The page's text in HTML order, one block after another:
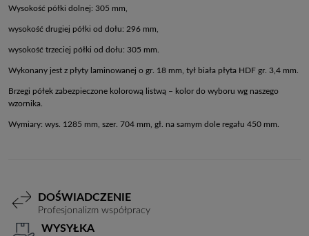
Wysokość półki dolnej: 305 mm,
wysokość drugiej półki od dołu: 296 mm,
wysokość trzeciej półki od dołu: 305 mm.
Wykonany jest z płyty laminowanej o gr. 18 mm, tył biała płyta HDF gr. 3,4 mm.
Brzegi półek zabezpieczone kolorową listwą – kolor do wyboru wg naszego
wzornika.
Wymiary: wys. 1285 mm, szer. 704 mm, gł. na samym dole regału 450 mm.
DOŚWIADCZENIE
Profesjonalizm współpracy
WYSYŁKA